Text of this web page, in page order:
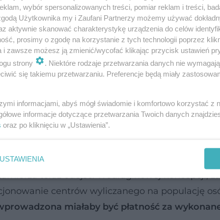
psychicznego (CZP), które ma pod opieką
ono na swoje działanie
zostało wykonanych (porad, konsultacji
elastyczność w zarządzaniu i przeciwdziała
centrów.
chorego wraca do okresu dzieciństwa"
teraz odejść. Według nowej koncepcji,
centrów wyliczanego na populację
miałaby być płatność za
wybór spersonalizowanych treści, pomiar reklam i treści,
Użytkownika my i Zaufani Partnerzy możemy używać
aktywnie skanować charakterystykę urządzenia do celów
prosimy o zgodę na korzystanie z tych technologii poprzez
i zawsze możesz ją zmienić/wycofać klikając przycisk ustawień
strony
. Niektóre rodzaje przetwarzania danych nie
się takiemu przetwarzaniu. Preferencje będą miały
informacjami, abyś mógł świadomie i komfortowo korzystać z
informacje dotyczące przetwarzania Twoich danych
oraz po kliknięciu w „Ustawienia”.
USTAWIENIA